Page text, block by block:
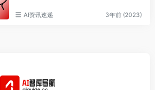
AI资讯速递 3年前 (2023)